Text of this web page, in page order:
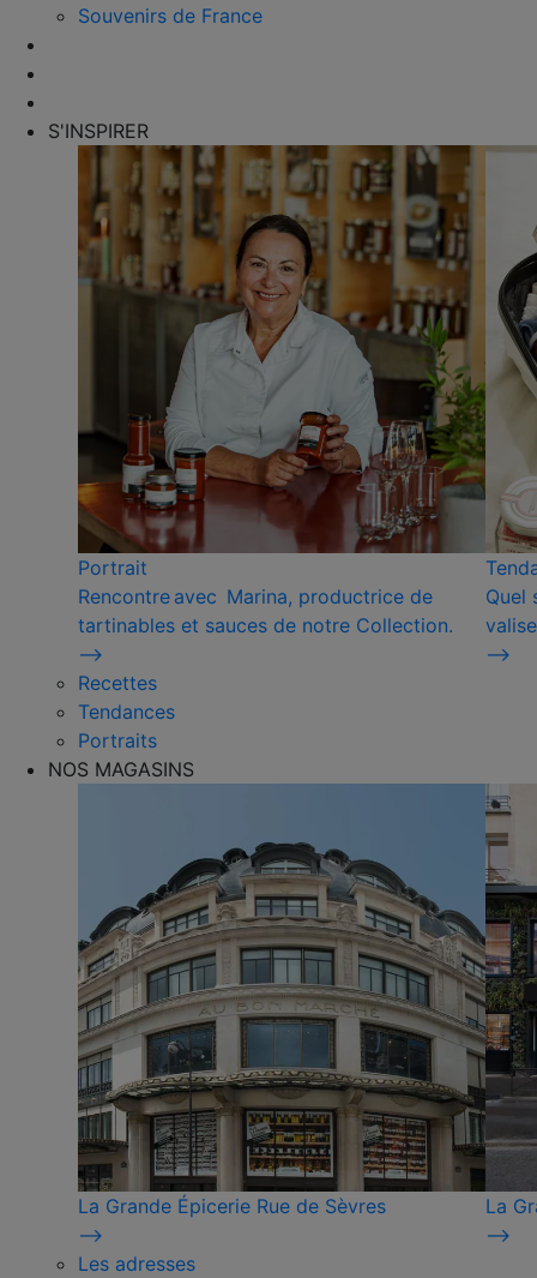
Souvenirs de France
S'INSPIRER
Portrait
Rencontre avec Marina, productrice de
tartinables et sauces de notre Collection.
⟶
Quel
⟶
Recettes
Tendances
Portraits
NOS MAGASINS
La Grande Épicerie Rue de Sèvres
⟶
La
⟶
Les adresses